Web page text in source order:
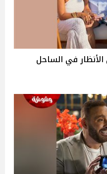
في الساحل